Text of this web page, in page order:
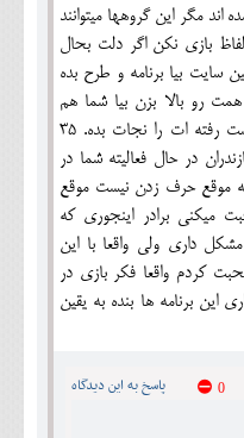
اند مگر این گروهها میتوانند
بازی نکن اگر دلت بحال
سایت بیا برنامه و طرح بده
همت رو بالا بزن بیا شما هم
گروههی را جمع کن تا فرهنگ از دست رفته ات را نجات بده. 35
در حال فعالیته شما در
موقع حرف زدن نیست موقع
برادر اینجوری که
داری ولی واقعا با این
کردم واقعا فکر بازی در
این برنامه ها بنده به یقین
پاسخ به این دیدگاه 0